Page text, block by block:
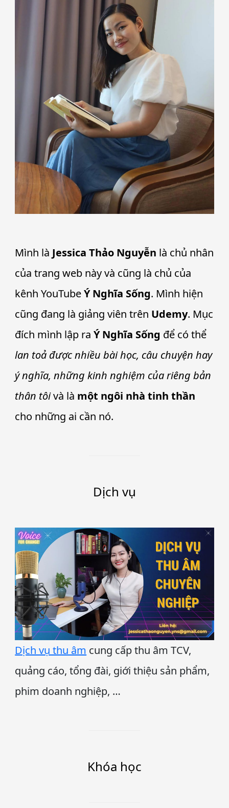
Mình là Jessica Thảo Nguyễn là chủ nhân
của trang web này và cũng là chủ của
kênh YouTubeÝ Nghĩa Sống. Mình hiện
cũng đang là giảng viên trên Udemy. Mục
đích mình lập raÝ Nghĩa Sống để có thể
lan toả được nhiều bài học, câu chuyện hay
ý nghĩa, những kinh nghiệm của riêng bản
thân tôivà là một ngôi nhà tinh thần
cho những ai cần nó.
Dịch vụ
Dịch vụ thu âm cung cấp thu âm TCV,
quảng cáo, tổng đài, giới thiệu sản phẩm,
phim doanh nghiệp, …
Khóa học